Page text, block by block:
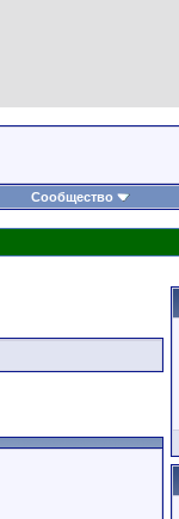
Сообщество